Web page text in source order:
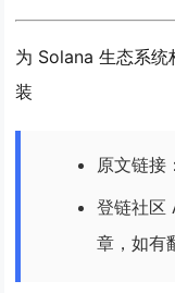
为 Solana 生态系统
装
原文链
登链社区
章，如有